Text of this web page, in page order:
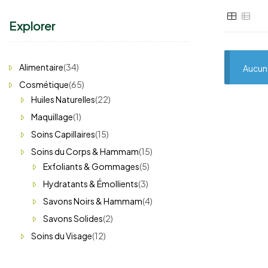
Explorer
Alimentaire(34)
Cosmétique(65)
Huiles Naturelles(22)
Maquillage(1)
Soins Capillaires(15)
Soins du Corps & Hammam(15)
Exfoliants & Gommages(5)
Hydratants & Émollients(3)
Savons Noirs & Hammam(4)
Savons Solides(2)
Soins du Visage(12)